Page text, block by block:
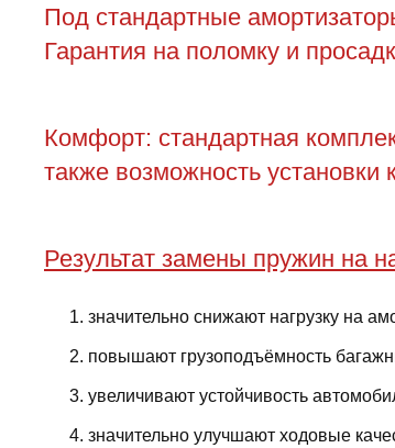
Под стандартные
Гарантия на поломку и
Комфорт: стандартная
также возможность
Результат замены пружин на
значительно снижают нагрузку на
повышают грузоподъёмность
увеличивают устойчивость
значительно улучшают ходовые